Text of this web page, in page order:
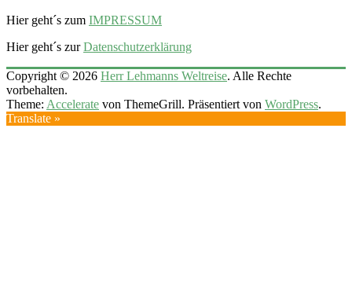
Hier geht´s zum IMPRESSUM
Hier geht´s zurDatenschutzerklärung
Copyright © 2026 Herr Lehmanns Weltreise. Alle Rechte
vorbehalten.
Theme: Accelerate von ThemeGrill. Präsentiert von WordPress.
Translate »